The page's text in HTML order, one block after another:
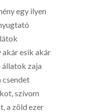
egy ilyen
esik akár
állatok zaja
csendet
szívom
a zöld ezer